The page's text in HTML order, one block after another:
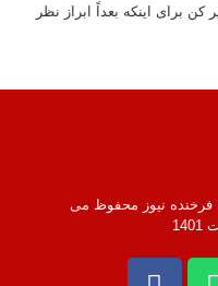
اینکه بعداً ابراز نظر
نیوز محفوظ می